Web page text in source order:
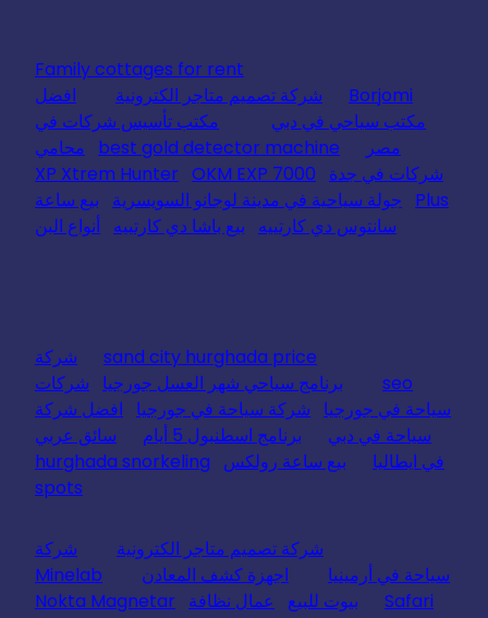
Family cottages for rent
Borjomi
شركة تصميم متاجر الكترونية
افضل
مكتب سياحي في دبي
مكتب تأسيس شركات في
مصر
best gold detector machine
محامي
شركات في جدة
XP Xtrem Hunter OKM EXP 7000
Plus
جولة سياحية في مدينة لوجانو السويسرية
بيع ساعة
سانتوس دي كارتييه
بيع باشا دي كارتييه أنواع البن
sand city hurghada price
شركة
seo
برنامج سياحي شهر العسل جورجيا
شركات
سياحة في جورجيا
شركة سياحة في جورجيا
افضل شركة
سياحة في دبي
برنامج اسطنبول 5 أيام
سائق عربي
في ايطاليا
بيع ساعة رولكس
hurghada snorkeling
spots
شركة تصميم متاجر الكترونية
شركة
سياحة في أرمينيا
اجهزة كشف المعادن
Minelab
Safari
بيوت للبيع عمال نظافة Nokta Magnetar